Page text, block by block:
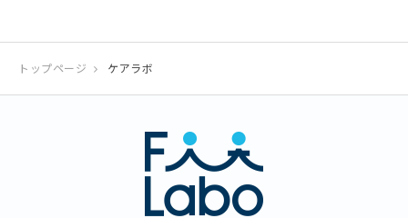
トップページ ケアラボ